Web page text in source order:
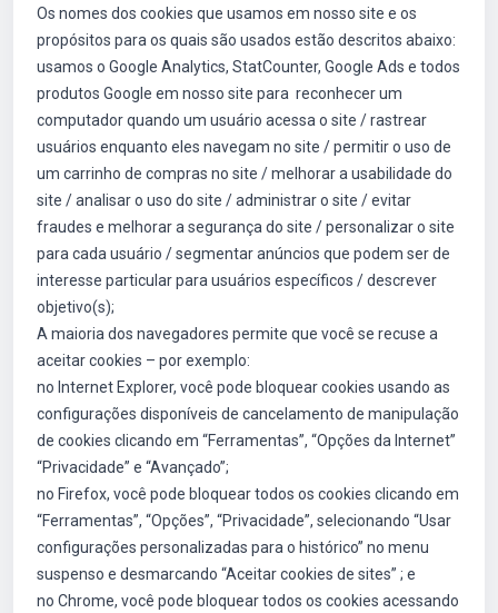
Os nomes dos cookies que usamos em nosso site e os
propósitos para os quais são usados estão descritos abaixo:
usamos o Google Analytics, StatCounter, Google Ads e todos
produtos Google em nosso site para reconhecer um
computador quando um usuário acessa o site / rastrear
usuários enquanto eles navegam no site / permitir o uso de
um carrinho de compras no site / melhorar a usabilidade do
site / analisar o uso do site / administrar o site / evitar
fraudes e melhorar a segurança do site / personalizar o site
para cada usuário / segmentar anúncios que podem ser de
interesse particular para usuários específicos / descrever
objetivo(s);
A maioria dos navegadores permite que você se recuse a
aceitar cookies – por exemplo:
no Internet Explorer, você pode bloquear cookies usando as
configurações disponíveis de cancelamento de manipulação
de cookies clicando em “Ferramentas”, “Opções da Internet”
“Privacidade” e “Avançado”;
no Firefox, você pode bloquear todos os cookies clicando em
“Ferramentas”, “Opções”, “Privacidade”, selecionando “Usar
configurações personalizadas para o histórico” no menu
suspenso e desmarcando “Aceitar cookies de sites” ; e
no Chrome, você pode bloquear todos os cookies acessando